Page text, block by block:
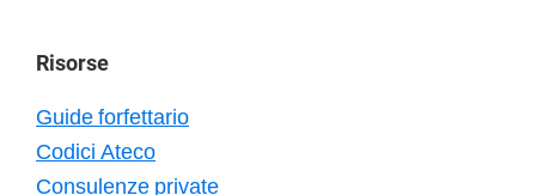
Risorse
Guide forfettario
Codici Ateco
Consulenze private